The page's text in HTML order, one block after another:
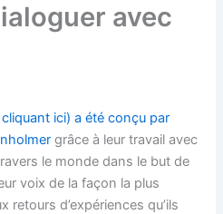
avec
ici) a été conçu par
grâce à leur travail avec
le monde dans le but de
voix de la façon la plus
d’expériences qu’ils